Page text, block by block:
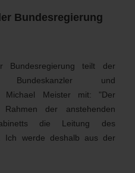
Bundesregierung
Bundesregierung teilt der
Bundeskanzler und
Michael Meister mit: "Der
der anstehenden
die Leitung des
Ich werde deshalb aus der